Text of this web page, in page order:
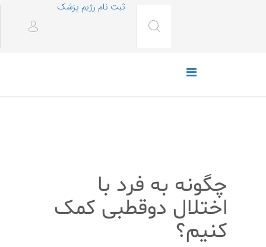
ثبت نام رژیم پزشک
چگونه به فرد با
اختلال دوقطبی کمک
کنیم؟